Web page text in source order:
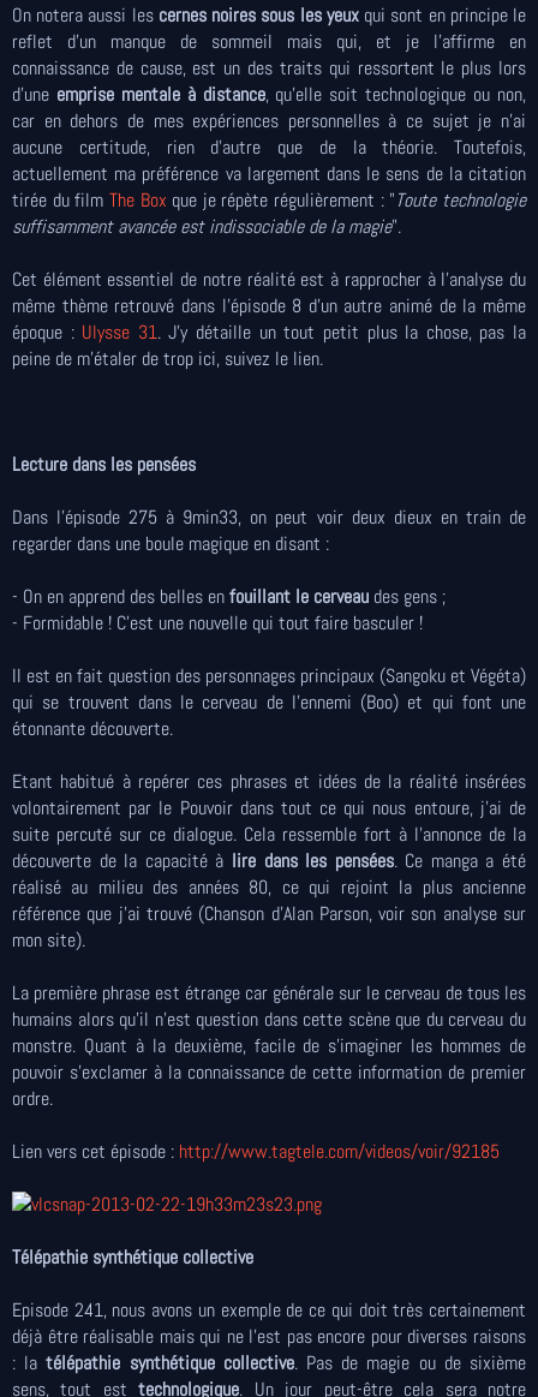
On notera aussi les cernes noires sous les yeuxqui sont en principe le
reflet d'un manque de sommeil mais qui, et je l'affirme en
connaissance de cause, est un des traits qui ressortent le plus lors
d'une emprise mentale à distance, qu'elle soit technologique ou non,
car en dehors de mes expériences personnelles à ce sujet je n'ai
aucune certitude, rien d'autre que de la théorie. Toutefois,
actuellement ma préférence va largement dans le sens de la citation
tirée du film The Box que je répète régulièrement : "Toute technologie
suffisamment avancée est indissociable de la magie".
Cet élément essentiel de notre réalité est à rapprocher à l'analyse du
même thème retrouvé dans l'épisode 8 d'un autre animé de la même
époque : Ulysse 31. J'y détaille un tout petit plus la chose, pas la
peine de m'étaler de trop ici, suivez le lien.
Lecture dans les pensées
Dans l'épisode 275 à 9min33, on peut voir deux dieux en train de
regarder dans une boule magique en disant :
- On en apprend des belles enfouillant le cerveau des gens ;
- Formidable ! C'est une nouvelle qui tout faire basculer !
Il est en fait question des personnages principaux (Sangoku et Végéta)
qui se trouvent dans le cerveau de l'ennemi (Boo) et qui font une
étonnante découverte.
Etant habitué à repérer ces phrases et idées de la réalité insérées
volontairement par le Pouvoir dans tout ce qui nous entoure, j'ai de
suite percuté sur ce dialogue. Cela ressemble fort à l'annonce de la
découverte de la capacité à lire dans les pensées. Ce manga a été
réalisé au milieu des années 80, ce qui rejoint la plus ancienne
référence que j'ai trouvé (Chanson d'Alan Parson, voir son analyse sur
mon site).
La première phrase est étrange car générale sur le cerveau de tous les
humains alors qu'il n'est question dans cette scène que du cerveau du
monstre. Quant à la deuxième, facile de s'imaginer les hommes de
pouvoir s'exclamer à la connaissance de cette information de premier
ordre.
Lien vers cet épisode : http://www.tagtele.com/videos/voir/92185
Télépathie synthétique collective
Episode 241, nous avons un exemple de ce qui doit très certainement
déjà être réalisable mais qui ne l’est pas encore pour diverses raisons
: latélépathie synthétique collective. Pas de magie ou de sixième
sens, tout esttechnologique. Un jour peut-être cela sera notre